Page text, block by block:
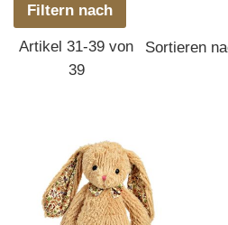
Filtern nach
Artikel31-39 von
39
Sortieren